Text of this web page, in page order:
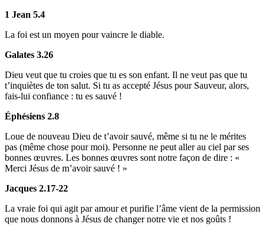
1 Jean 5.4
La foi est un moyen pour vaincre le diable.
Galates 3.26
Dieu veut que tu croies que tu es son enfant. Il ne veut pas que tu
t’inquiètes de ton salut. Si tu as accepté Jésus pour Sauveur, alors,
fais-lui confiance : tu es sauvé !
Éphésiens 2.8
Loue de nouveau Dieu de t’avoir sauvé, même si tu ne le mérites
pas (même chose pour moi). Personne ne peut aller au ciel par ses
bonnes œuvres. Les bonnes œuvres sont notre façon de dire : «
Merci Jésus de m’avoir sauvé ! »
Jacques 2.17-22
La vraie foi qui agit par amour et purifie l’âme vient de la permission
que nous donnons à Jésus de changer notre vie et nos goûts !